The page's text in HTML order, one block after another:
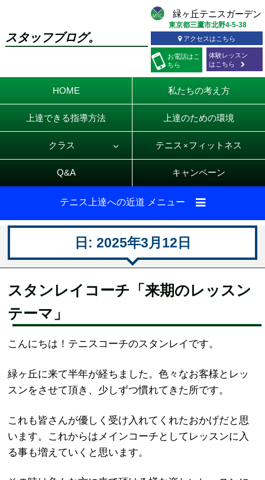
スタッフブログ。
お電話はこ
ちら
東京都三鷹市北野4-5-38
アクセスはこちら
体験レッスン
はこちら
HOME 私たちの考え方
上達できる指導方法 上達のための環境
クラス テニス × フィットネス
Q&A キャンペーン
テニス上達への近道 メニュー
日: 2025年3月12日
スタンレイコーチ「来期のレッスン
テーマ」
こんにちは！テニスコーチのスタンレイです。
緑ヶ丘に来て半年が経ちました。色々なお客様とレッ
スンをさせて頂き、少しずつ慣れてきた所です。
これも皆さんが優しく受け入れてくれたおかげだと思
います。これからはメインコーチとしてレッスンに入
る事も増えていくと思います。